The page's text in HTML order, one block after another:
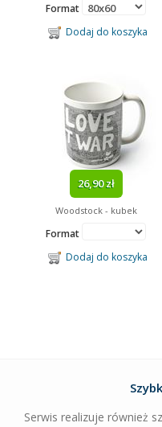
Format
Dodaj do koszyka
26,90 zł
Woodstock - kubek
Format
Dodaj do koszyka
Serwis realizuje również